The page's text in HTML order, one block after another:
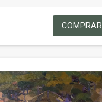
COMPRAR